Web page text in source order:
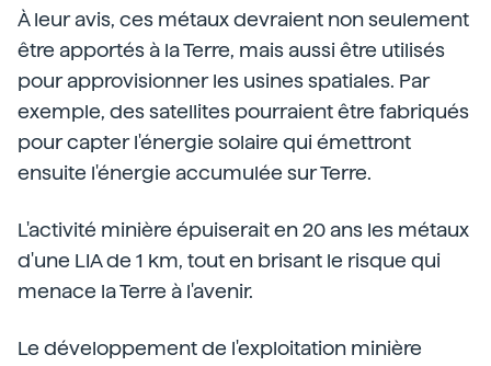
À leur avis, ces métaux devraient non seulement
être apportés à la Terre, mais aussi être utilisés
pour approvisionner les usines spatiales. Par
exemple, des satellites pourraient être fabriqués
pour capter l'énergie solaire qui émettront
ensuite l'énergie accumulée sur Terre.
L'activité minière épuiserait en 20 ans les métaux
d'une LIA de 1 km, tout en brisant le risque qui
menace la Terre à l'avenir.
Le développement de l'exploitation minière